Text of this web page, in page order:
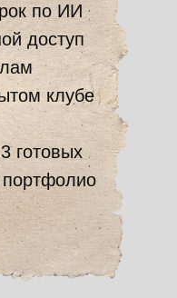
по ИИ
доступ
клубе
готовых
портфолио